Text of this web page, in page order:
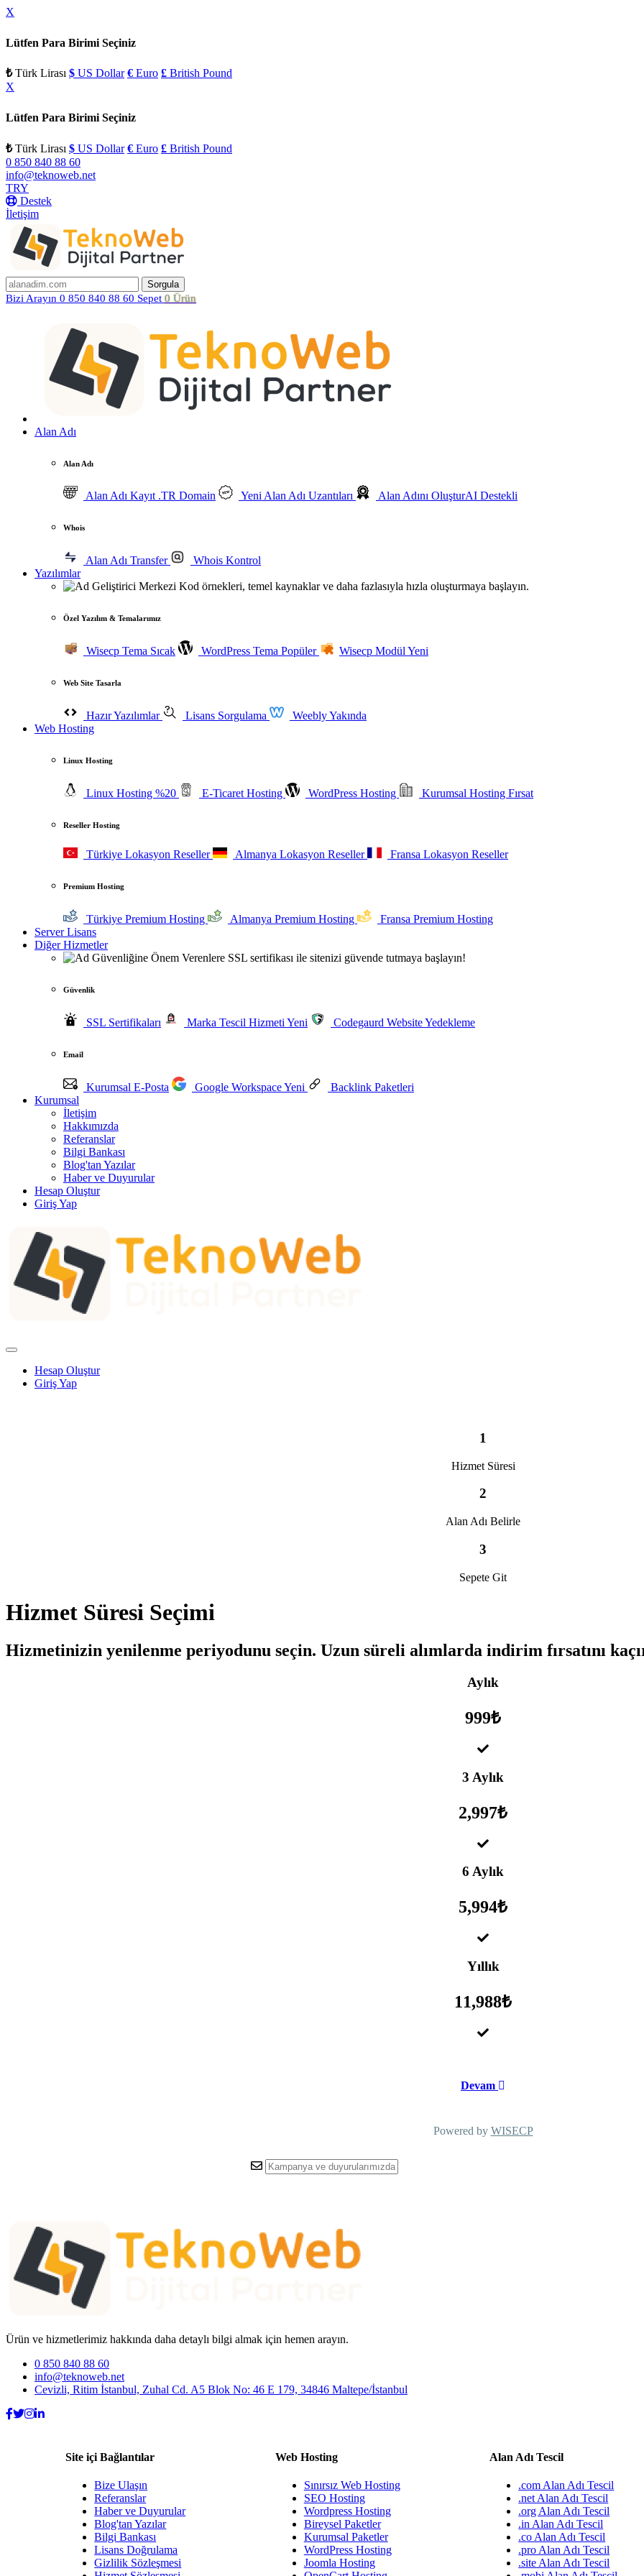
X
Lütfen Para Birimi Seçiniz
₺Türk Lirası $ US Dollar € Euro £ British Pound
X
Lütfen Para Birimi Seçiniz
₺Türk Lirası $ US Dollar € Euro £ British Pound
0 850 840 88 60
info@teknoweb.net
TRY
Destek
İletişim
Bizi Arayın 0 850 840 88 60 Sepet0 Ürün
Alan Adı
Alan Adı
Alan Adı Kayıt .TR Domain Yeni Alan Adı Uzantıları Alan Adını OluşturAI Destekli
Whois
Alan Adı Transfer Whois Kontrol
Yazılımlar
Geliştirici Merkezi Kod örnekleri, temel kaynaklar ve daha fazlasıyla hızla oluşturmaya başlayın.
Özel Yazılım & Temalarımız
Wisecp Tema Sıcak WordPress Tema Popüler Wisecp Modül Yeni
Web Site Tasarla
Hazır Yazılımlar Lisans Sorgulama WeeblyYakında
Web Hosting
Linux Hosting
Linux Hosting %20 E-Ticaret Hosting WordPress Hosting Kurumsal Hosting Fırsat
Reseller Hosting
Türkiye Lokasyon Reseller Almanya Lokasyon Reseller Fransa Lokasyon Reseller
Premium Hosting
Türkiye Premium Hosting Almanya Premium Hosting Fransa Premium Hosting
Server Lisans
Diğer Hizmetler
Güvenliğine Önem Verenlere SSL sertifikası ile sitenizi güvende tutmaya başlayın!
Güvenlik
SSL Sertifikaları Marka Tescil Hizmeti Yeni Codegaurd Website Yedekleme
Email
Kurumsal E-Posta Google WorkspaceYeni
Backlink Paketleri
Kurumsal
İletişim
Hakkımızda
Referanslar
Bilgi Bankası
Blog'tan Yazılar
Haber ve Duyurular
Hesap Oluştur
Giriş Yap
Hesap Oluştur
Giriş Yap
1
Hizmet Süresi
2
Alan Adı Belirle
3
Sepete Git
Hizmet Süresi Seçimi
Hizmetinizin yenilenme periyodunu seçin. Uzun süreli alımlarda indirim fırsatını
Aylık
999₺
3 Aylık
2,997₺
6 Aylık
5,994₺
Yıllık
11,988₺
Devam
Powered by WISECP
Ürün ve hizmetlerimiz hakkında daha detaylı bilgi almak için hemen arayın.
0 850 840 88 60
info@teknoweb.net
Cevizli, Ritim İstanbul, Zuhal Cd. A5 Blok No: 46 E 179, 34846 Maltepe/İstanbul
Site içi Bağlantılar
Bize Ulaşın
Referanslar
Haber ve Duyurular
Blog'tan Yazılar
Bilgi Bankası
Lisans Doğrulama
Gizlilik Sözleşmesi
Web Hosting
Sınırsız Web Hosting
SEO Hosting
Wordpress Hosting
Bireysel Paketler
Kurumsal Paketler
WordPress Hosting
Joomla Hosting
Alan Adı Tescil
.com Alan Adı Tescil
.net Alan Adı Tescil
.org Alan Adı Tescil
.in Alan Adı Tescil
.co Alan Adı Tescil
.pro Alan Adı Tescil
.site Alan Adı Tescil